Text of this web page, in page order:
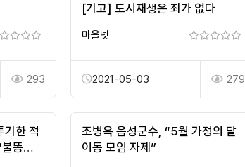
293
[기고] 도시재생은 죄가 없다
마을넷
2021-05-03 279
기한 적
똥
조병옥 음성군수, “5월 가정의 달
이동 모임 자제”